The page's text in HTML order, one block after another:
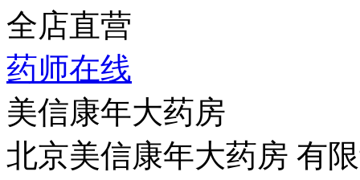
全店直营
药师在线
美信康年大药房
北京美信康年大药房 有